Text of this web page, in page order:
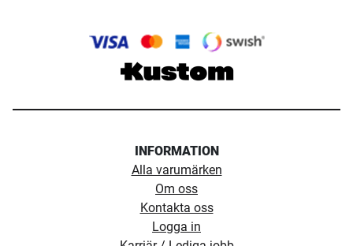
INFORMATION
Alla varumärken
Om oss
Kontakta oss
Logga in